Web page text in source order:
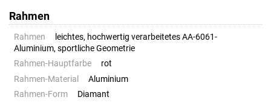
Rahmen
Rahmen
leichtes, hochwertig verarbeitetes AA-6061-
Aluminium, sportliche Geometrie
Rahmen-Hauptfarbe
rot
Rahmen-Material
Aluminium
Rahmen-Form
Diamant